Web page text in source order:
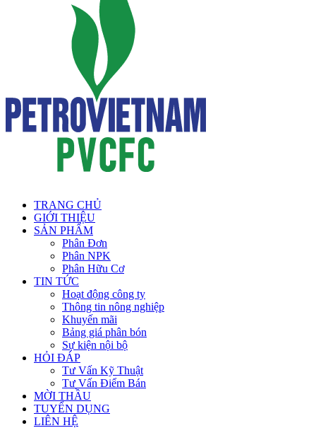
TRANG CHỦ
GIỚI THIỆU
SẢN PHẨM
Phân Đơn
Phân NPK
Phân Hữu Cơ
TIN TỨC
Hoạt động công ty
Thông tin nông nghiệp
Khuyến mãi
Bảng giá phân bón
Sự kiện nội bộ
HỎI ĐÁP
Tư Vấn Kỹ Thuật
Tư Vấn Điểm Bán
MỜI THẦU
TUYỂN DỤNG
LIÊN HỆ